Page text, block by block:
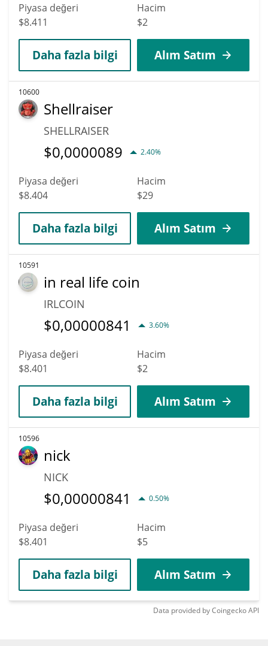
Piyasa değeri
$8.411
Hacim
$2
Daha fazla bilgi Alım Satım
10600
Shellraiser
SHELLRAISER
$0,0000089 2.40%
Piyasa değeri
$8.404
Hacim
$29
Daha fazla bilgi Alım Satım
10591
in real life coin
IRLCOIN
$0,00000841 3.60%
Piyasa değeri
$8.401
Hacim
$2
Daha fazla bilgi Alım Satım
10596
nick
NICK
$0,00000841 0.50%
Piyasa değeri
$8.401
Hacim
$5
Daha fazla bilgi Alım Satım
Data provided byCoingeckoAPI